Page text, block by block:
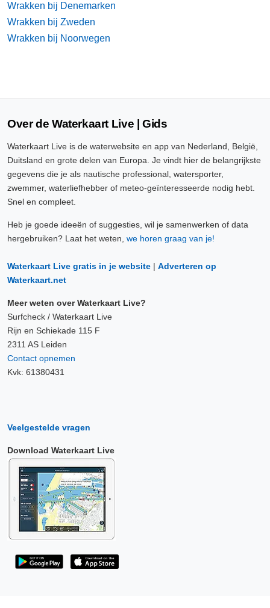
Wrakken bij Denemarken
Wrakken bij Zweden
Wrakken bij Noorwegen
Over de Waterkaart Live | Gids
Waterkaart Live is de waterwebsite en app van Nederland, België,
Duitsland en grote delen van Europa. Je vindt hier de belangrijkste
gegevens die je als nautische professional, watersporter,
zwemmer, waterliefhebber of meteo-geïnteresseerde nodig hebt.
Snel en compleet.
Heb je goede ideeën of suggesties, wil je samenwerken of data
hergebruiken? Laat het weten, we horen graag van je!
Waterkaart Live gratis in je website | Adverteren op
Waterkaart.net
Meer weten over Waterkaart Live?
Surfcheck / Waterkaart Live
Rijn en Schiekade 115 F
2311 AS Leiden
Contact opnemen
Kvk: 61380431
Veelgestelde vragen
Download Waterkaart Live